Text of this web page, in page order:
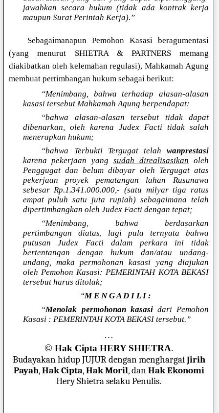
jawabkan secara hukum (tidak ada kontrak kerja
maupun Surat Perintah Kerja).”
Sebagaimanapun Pemohon Kasasi beragumentasi
(yang menurut SHIETRA & PARTNERS memang
diakibatkan oleh kelemahan regulasi), Mahkamah Agung
membuat pertimbangan hukum sebagai berikut:
“Menimbang, bahwa terhadap alasan-alasan
kasasi tersebut Mahkamah Agung berpendapat:
“bahwa alasan-alasan tersebut tidak dapat
dibenarkan, oleh karena Judex Facti tidak salah
menerapkan hukum;
“bahwa Terbukti Tergugat telah wanprestasi
karena pekerjaan yangsudah direalisasikan oleh
Penggugat dan belum dibayar oleh Tergugat atas
pekerjaan proyek pematangan lahan Rusunawa
sebesar Rp.1.341.000.000,- (satu milyar tiga ratus
empat puluh satu juta rupiah) sebagaimana telah
dipertimbangkan oleh Judex Facti dengan tepat;
“Menimbang, bahwa berdasarkan
pertimbangan diatas, lagi pula ternyata bahwa
putusan Judex Facti dalam perkara ini tidak
bertentangan dengan hukum dan/atau undang-
undang, maka permohonan kasasi yang diajukan
oleh Pemohon Kasasi: PEMERINTAH KOTA BEKASI
tersebut harus ditolak;
“M E N G A D I L I :
“Menolak permohonan kasasidari Pemohon
Kasasi : PEMERINTAH KOTA BEKASI tersebut.”
…
© Hak Cipta HERY SHIETRA.
Budayakan hidup JUJUR dengan menghargaiJirih
Payah,Hak Cipta,Hak Moril, danHak Ekonomi
Hery Shietra selaku Penulis.